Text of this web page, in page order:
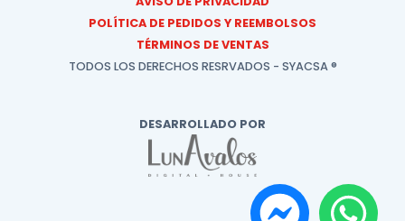
POLÍTICA DE PEDIDOS Y REEMBOLSOS
TÉRMINOS DE VENTAS
TODOS LOS DERECHOS RESRVADOS - SYACSA ®
DESARROLLADO POR